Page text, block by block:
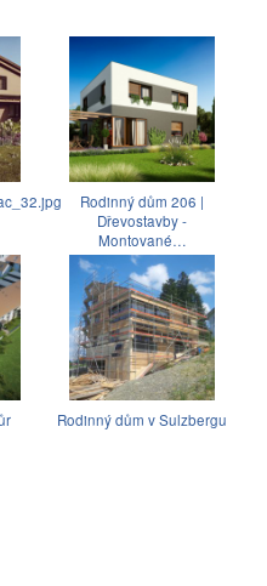
Rodinný dům 206 |
Dřevostavby -
Montované…
Rodinný dům v Sulzbergu